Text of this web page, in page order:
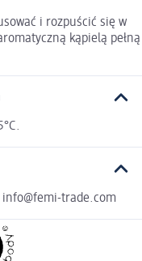
i rozpuścić się w
kąpielą pełną
info@femi-trade.com